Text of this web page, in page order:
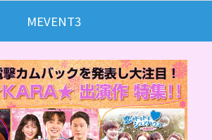
MEVENT3